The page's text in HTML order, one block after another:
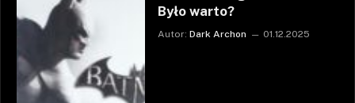
Było warto?
Autor: Dark Archon 01.12.2025